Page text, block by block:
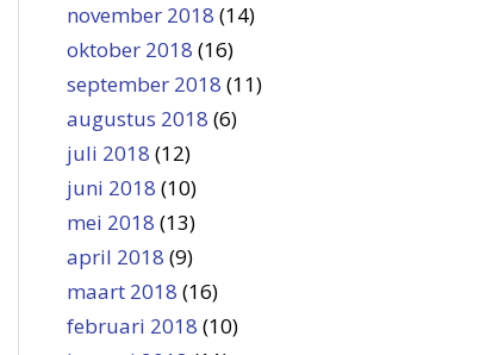
november 2018 (14)
oktober 2018 (16)
september 2018 (11)
augustus 2018 (6)
juli 2018 (12)
juni 2018 (10)
mei 2018 (13)
april 2018 (9)
maart 2018 (16)
februari 2018 (10)